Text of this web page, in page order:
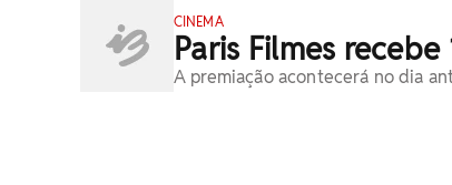
CINEMA
Paris Filmes
A premiação acontecerá no dia